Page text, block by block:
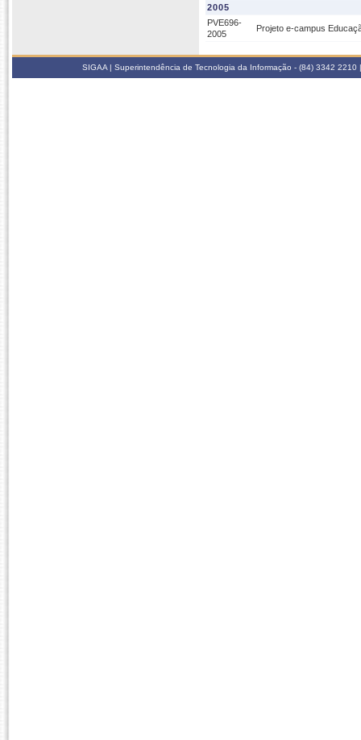
2005
PVE696-
2005
Projeto e-campus
SIGAA | Superintendência de Tecnologia da Informação - (84) 3342